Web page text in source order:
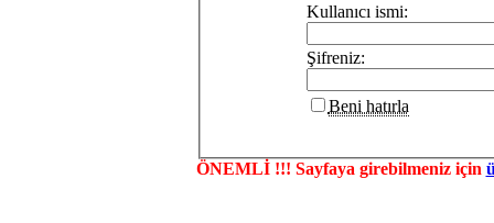
Kullanıcı ismi:
Şifreniz:
Beni hatırla
ÖNEMLİ !!! Sayfaya girebilmeniz için